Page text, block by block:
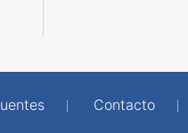
Contacto